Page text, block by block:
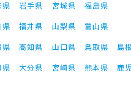
県 岩手県 宮城県
福島県
県 福井県 山梨県
富山県
県 高知県 山口県 鳥取県 島
県 大分県 宮崎県 熊本県 鹿